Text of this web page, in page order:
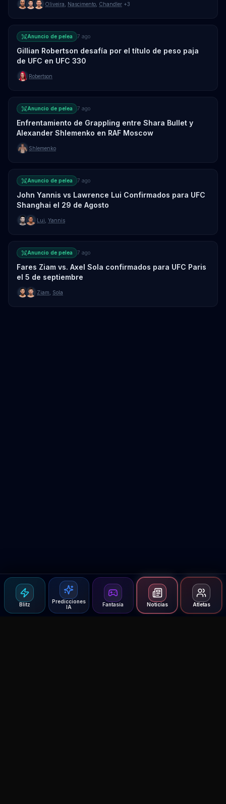
Blitz
Predicciones
IA
Fantasía Noticias Atletas
Oliveira Nascimento Chandler +3
Anuncio de pelea 7 ago
Gillian Robertson desafía por el título de peso paja
de UFC en UFC 330
Robertson
Anuncio de pelea 7 ago
Enfrentamiento de Grappling entre Shara Bullet y
Alexander Shlemenko en RAF Moscow
Shlemenko
Anuncio de pelea 7 ago
John Yannis vs Lawrence Lui Confirmados para UFC
Shanghai el 29 de Agosto
Lui Yannis
Anuncio de pelea 7 ago
Fares Ziam vs. Axel Sola confirmados para UFC Paris
el 5 de septiembre
Ziam Sola